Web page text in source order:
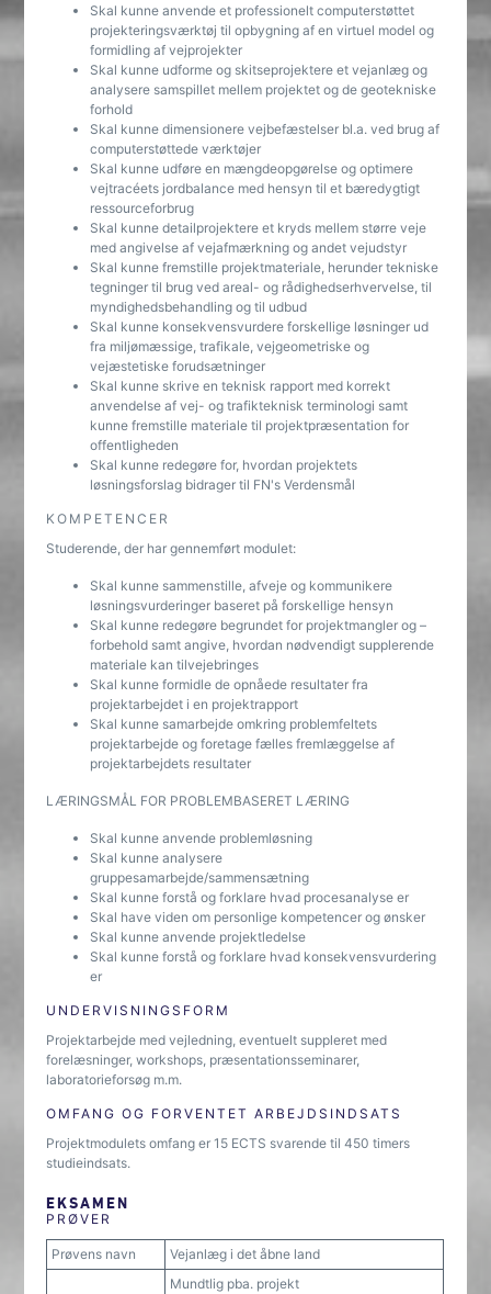
Skal kunne anvende et professionelt computerstøttet
projekteringsværktøj til opbygning af en virtuel model og
formidling af vejprojekter
Skal kunne udforme og skitseprojektere et vejanlæg og
analysere samspillet mellem projektet og de geotekniske
forhold
Skal kunne dimensionere vejbefæstelser bl.a. ved brug af
computerstøttede værktøjer
Skal kunne udføre en mængdeopgørelse og optimere
vejtracéets jordbalance med hensyn til et bæredygtigt
ressourceforbrug
Skal kunne detailprojektere et kryds mellem større veje
med angivelse af vejafmærkning og andet vejudstyr
Skal kunne fremstille projektmateriale, herunder tekniske
tegninger til brug ved areal- og rådighedserhvervelse, til
myndighedsbehandling og til udbud
Skal kunne konsekvensvurdere forskellige løsninger ud
fra miljømæssige, trafikale, vejgeometriske og
vejæstetiske forudsætninger
Skal kunne skrive en teknisk rapport med korrekt
anvendelse af vej- og trafikteknisk terminologi samt
kunne fremstille materiale til projektpræsentation for
offentligheden
Skal kunne redegøre for, hvordan projektets
løsningsforslag bidrager til FN's Verdensmål
KOMPETENCER
Studerende, der har gennemført modulet:
Skal kunne sammenstille, afveje og kommunikere
løsningsvurderinger baseret på forskellige hensyn
Skal kunne redegøre begrundet for projektmangler og –
forbehold samt angive, hvordan nødvendigt supplerende
materiale kan tilvejebringes
Skal kunne formidle de opnåede resultater fra
projektarbejdet i en projektrapport
Skal kunne samarbejde omkring problemfeltets
projektarbejde og foretage fælles fremlæggelse af
projektarbejdets resultater
LÆRINGSMÅL FOR PROBLEMBASERET LÆRING
Skal kunne anvende problemløsning
Skal kunne analysere
gruppesamarbejde/sammensætning
Skal kunne forstå og forklare hvad procesanalyse er
Skal have viden om personlige kompetencer og ønsker
Skal kunne anvende projektledelse
Skal kunne forstå og forklare hvad konsekvensvurdering
er
UNDERVISNINGSFORM
Projektarbejde med vejledning, eventuelt suppleret med
forelæsninger, workshops, præsentationsseminarer,
laboratorieforsøg m.m.
OMFANG OG FORVENTET ARBEJDSINDSATS
Projektmodulets omfang er 15 ECTS svarende til 450 timers
studieindsats.
EKSAMEN
PRØVER
Prøvens navn Vejanlæg i det åbne land
Mundtlig pba. projekt